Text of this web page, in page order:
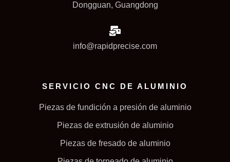
Dongguan, Guangdong
info@rapidprecise.com
SERVICIO CNC DE ALUMINIO
Piezas de fundición a presión de aluminio
Piezas de extrusión de aluminio
Piezas de fresado de aluminio